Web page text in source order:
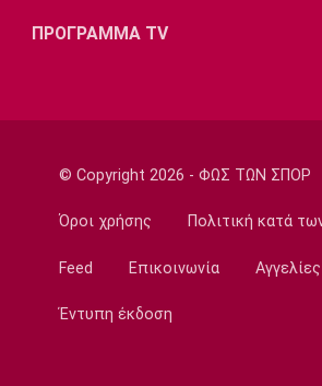
Ίντερ
Ντόρτμουντ
Ζερμέν
ΠΡΟΓΡΑΜΜΑ TV
© Copyright 2026 - ΦΩΣ ΤΩΝ ΣΠΟΡ
Όροι χρήσης Πολιτική κατά
Feed Επικοινωνία Αγγελίες
Έντυπη έκδοση